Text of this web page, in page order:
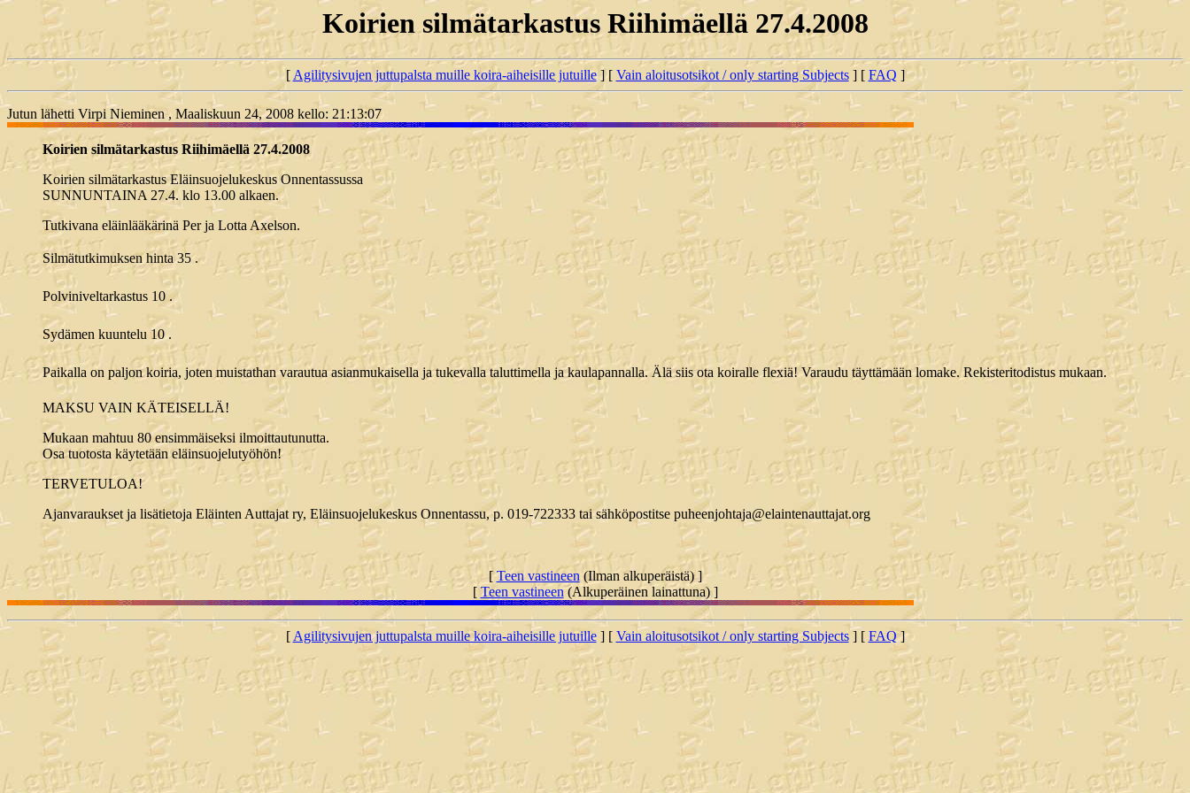
Koirien silmätarkastus Riihimäellä 27.4.2008
[Agilitysivujen juttupalsta muille koira-aiheisille jutuille] [ Vain aloitusotsikot / only starting Subjects] [ FAQ ]
Jutun lähetti Virpi Nieminen , Maaliskuun 24, 2008 kello: 21:13:07
Koirien silmätarkastus Riihimäellä 27.4.2008
Koirien silmätarkastus Eläinsuojelukeskus Onnentassussa
SUNNUNTAINA 27.4. klo 13.00 alkaen.
Tutkivana eläinlääkärinä Per ja Lotta Axelson.
Silmätutkimuksen hinta 35 .
Polviniveltarkastus 10 .
Sydämen kuuntelu 10 .
Paikalla on paljon koiria, joten muistathan varautua asianmukaisella ja tukevalla taluttimella ja kaulapannalla. Älä siis ota koiralle flexiä! Varaudu täyttämään lomake. Rekisteritodistus mukaan.
MAKSU VAIN KÄTEISELLÄ!
Mukaan mahtuu 80 ensimmäiseksi ilmoittautunutta.
Osa tuotosta käytetään eläinsuojelutyöhön!
TERVETULOA!
Ajanvaraukset ja lisätietoja Eläinten Auttajat ry, Eläinsuojelukeskus Onnentassu, p. 019-722333 tai sähköpostitse puheenjohtaja@elaintenauttajat.org
[Teen vastineen(Ilman alkuperäistä) ]
[ Teen vastineen(Alkuperäinen lainattuna) ]
[Agilitysivujen juttupalsta muille koira-aiheisille jutuille] [ Vain aloitusotsikot / only starting Subjects] [ FAQ]